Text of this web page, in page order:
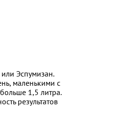
Эспумизан.
маленькими с
1,5 литра.
результатов